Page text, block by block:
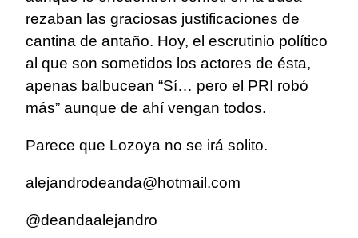
rezaban las graciosas justificaciones de
cantina de antaño. Hoy, el escrutinio político
al que son sometidos los actores de ésta,
apenas balbucean “Sí… pero el PRI robó
más” aunque de ahí vengan todos.
Parece que Lozoya no se irá solito.
alejandrodeanda@hotmail.com
@deandaalejandro